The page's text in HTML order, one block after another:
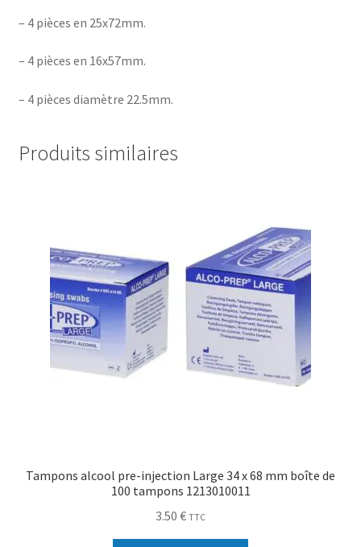
– 4 pièces en 25x72mm.
– 4 pièces en 16x57mm.
– 4 pièces diamètre 22.5mm.
Produits similaires
Tampons alcool pre-injection Large 34 x 68 mm boîte de
100 tampons 1213010011
3.50 € TTC